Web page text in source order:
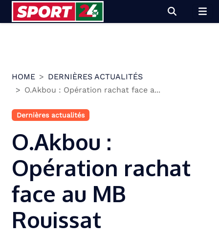
HOME
DERNIÈRES ACTUALITÉS
O.Akbou : Opération rachat face a...
Dernières actualités
O.Akbou :
Opération rachat
face au MB
Rouissat